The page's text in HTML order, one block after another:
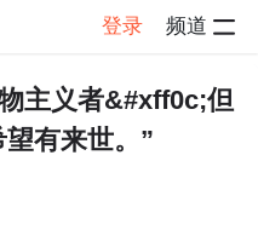
登录 频道
帖子详情
主义者&#xff0c;但
有来世。”